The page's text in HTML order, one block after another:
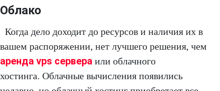
Облако
Когда дело доходит до ресурсов и наличия их в
вашем распоряжении, нет лучшего решения, чем
аренда vps сервера или облачного
хостинга. Облачные вычисления появились